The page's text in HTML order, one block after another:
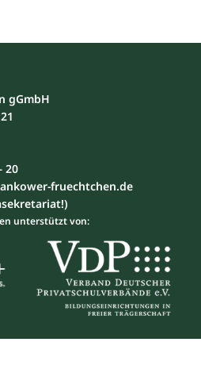
gGmbH
20
fruechtchen.de
unterstützt von: